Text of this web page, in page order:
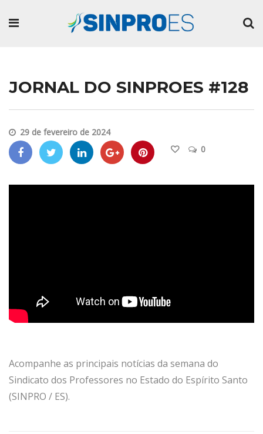
JORNAL DO SINPROES #128
29 de fevereiro de 2024
0
Acompanhe as principais notícias da semana do
Sindicato dos Professores no Estado do Espírito Santo
(SINPRO / ES).